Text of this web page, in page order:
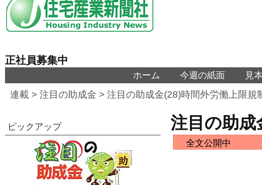
正社員募集中
ホーム 今週の紙面 見
連載 > 注目の助成金 > 注目の助成金(28)時間外労働上限規
注目の助成
全文公開中
ピックアップ